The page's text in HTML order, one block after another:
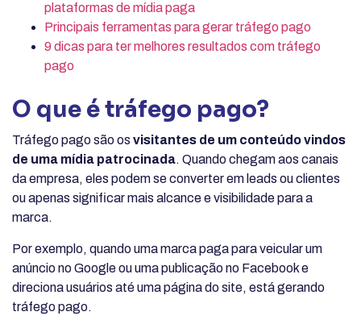
plataformas de mídia paga
Principais ferramentas para gerar tráfego pago
9 dicas para ter melhores resultados com tráfego
pago
O que é tráfego pago?
Tráfego pago são os visitantes de um conteúdo vindos
de uma mídia patrocinada. Quando chegam aos canais
da empresa, eles podem se converter em leads ou clientes
ou apenas significar mais alcance e visibilidade para a
marca.
Por exemplo, quando uma marca paga para veicular um
anúncio no Google ou uma publicação no Facebook e
direciona usuários até uma página do site, está gerando
tráfego pago.